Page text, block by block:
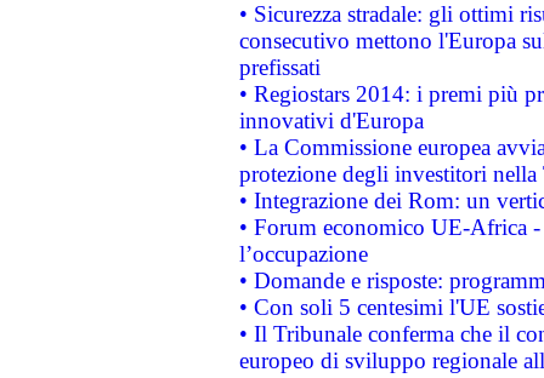
• Sicurezza stradale: gli ottimi
consecutivo mettono l'Europa
prefissati
• Regiostars 2014: i premi più
innovativi d'Europa
• La Commissione europea
protezione degli investitori
• Integrazione dei Rom: un
• Forum economico UE-Africa -
l’occupazione
• Domande e risposte:
• Con soli 5 centesimi l'UE
• Il Tribunale conferma che il
europeo di sviluppo regionale